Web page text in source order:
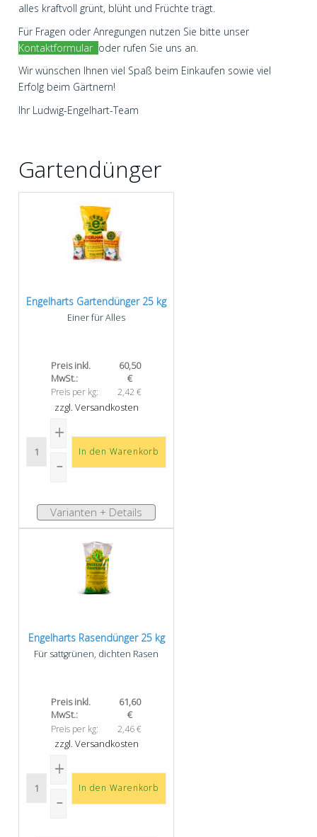
alles kraftvoll grünt, blüht und Früchte trägt.
Für Fragen oder Anregungen nutzen Sie bitte unser
Kontaktformular oder rufen Sie uns an.
Wir wünschen Ihnen viel Spaß beim Einkaufen sowie viel
Erfolg beim Gärtnern!
Ihr Ludwig-Engelhart-Team
Gartendünger
Engelharts Gartendünger 25 kg
Einer für Alles
Preis inkl.
MwSt.:
60,50
€
Preis per kg: 2,42 €
zzgl. Versandkosten
Varianten + Details
Engelharts Rasendünger 25 kg
Für sattgrünen, dichten Rasen
Preis inkl.
MwSt.:
61,60
€
Preis per kg: 2,46 €
zzgl. Versandkosten